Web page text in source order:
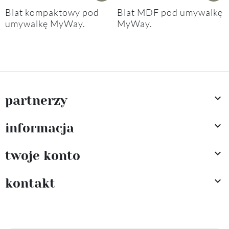
Blat kompaktowy pod
umywalkę MyWay.
Blat MDF pod umywalkę
MyWay.
partnerzy 
informacja 
twoje konto 
kontakt 